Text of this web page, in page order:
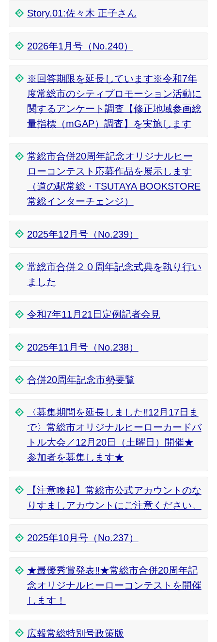
Story.01:佐々木 正子さん
2026年1月号（No.240）
※回答期限を延長しています※令和7年
度常総市のシティプロモーション活動に
関するアンケート調査【修正地域参画総
量指標（mGAP）調査】を実施します
常総市合併20周年記念オリジナルヒー
ローコンテスト応募作品を展示します
（道の駅常総・TSUTAYA BOOKSTORE
常総インターチェンジ）
2025年12月号（No.239）
常総市合併２０周年記念式典を執り行い
ました
令和7年11月21日定例記者会見
2025年11月号（No.238）
合併20周年記念市勢要覧
〈募集期間を延長しました‼12月17日ま
で〉常総市オリジナルヒーローカードバ
トル大会／12月20日（土曜日）開催★
参加者を募集します★
【注意喚起】常総市公式アカウントのな
りすましアカウントにご注意ください。
2025年10月号（No.237）
★最優秀賞発表‼★常総市合併20周年記
念オリジナルヒーローコンテストを開催
します！
広報常総特別号政策版